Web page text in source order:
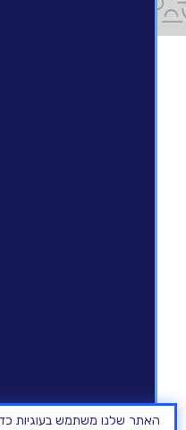
האתר שלנו משתמש בעוגיות